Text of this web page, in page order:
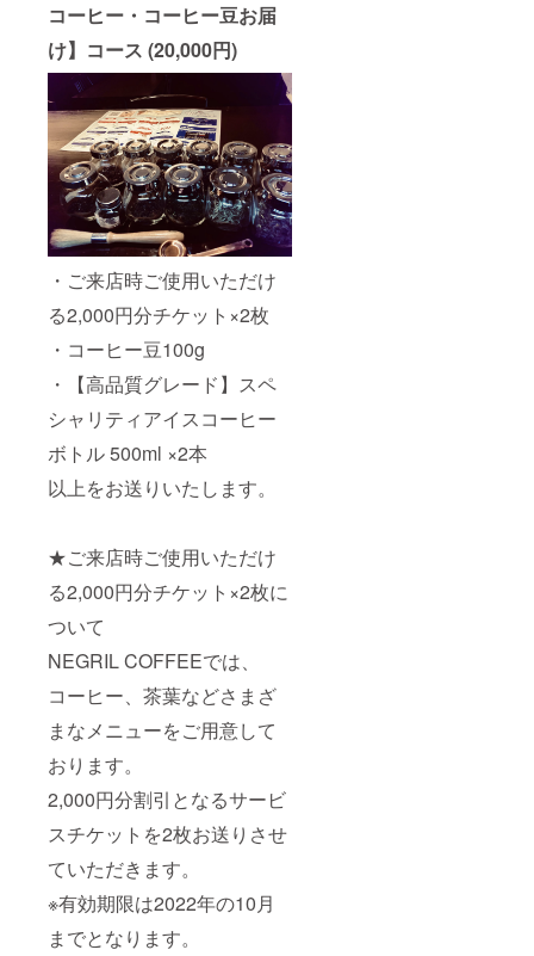
コーヒー・コーヒー豆お届
け】コース (20,000円)
・ご来店時ご使用いただけ
る2,000円分チケット×2枚
・コーヒー豆100g
・【高品質グレード】スペ
シャリティアイスコーヒー
ボトル 500ml ×2本
以上をお送りいたします。
★ご来店時ご使用いただけ
る2,000円分チケット×2枚に
ついて
NEGRIL COFFEEでは、
コーヒー、茶葉などさまざ
まなメニューをご用意して
おります。
2,000円分割引となるサービ
スチケットを2枚お送りさせ
ていただきます。
※有効期限は2022年の10月
までとなります。